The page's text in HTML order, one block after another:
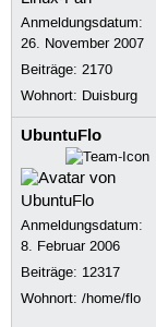
Anmeldungsdatum:
26. November 2007
Beiträge:2170
Wohnort: Duisburg
UbuntuFlo
Anmeldungsdatum:
8. Februar 2006
Beiträge: 12317
Wohnort: /home/flo